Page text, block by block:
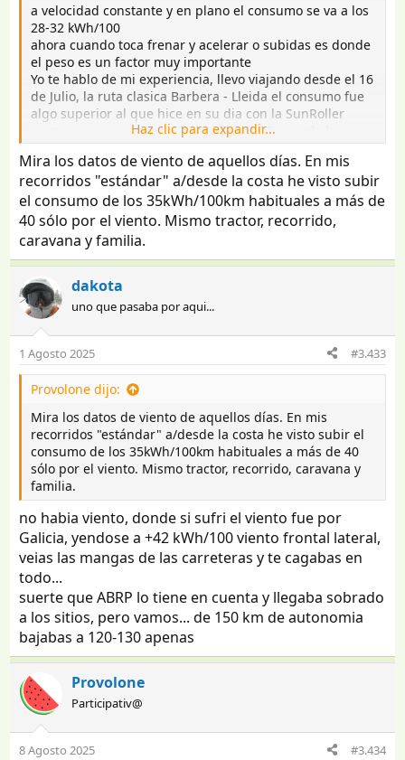
a velocidad constante y en plano el consumo se va a los
28-32 kWh/100
ahora cuando toca frenar y acelerar o subidas es donde
el peso es un factor muy importante
Yo te hablo de mi experiencia, llevo viajando desde el 16
de Julio, la ruta clasica Barbera - Lleida el consumo fue
algo superior al que hice en su dia con la SunRoller
es mas, creo que puedo buscarlos,ABRP guardo los
registros al tener el premium
Mayo 2024 hice Bcn - Llanes con la SunRoller
voy a buscar la ruta Barbera - VilaSana (cargador de
IONITY donde hice parada)
Ver el archivos adjunto 4151600
Bueno el masmon de ABRP no conto la parada en
VilaSana y si hasta el cargador de lleida que son 28 km
mas pero como veras aunque pone algo mas de
velocidad media el consumo es algo mas alto
Ver el archivos adjunto 4151601
La siguiente ruta es muy parecida hasta el Ionity ZGZ,
misma ruta y como ves menos consumo
la Cjoy fue peor, 94% y llegar con 16%!!!
69% vs 76 y son son 7km y encima mas rapido con la
SunRoller
y la SunRoller renia 2.5m de ancho por los 2 metros de
algo vs los 2.1x 2 metros de la CJOY, pesando la CJOY
200 Kg aprox mas que la otra
SunRoller
Ver el archivos adjunto 4151603
CJoy
Ver el archivos adjunto 4151602
Haz clic para expandir...
Mira los datos de viento de aquellos días. En mis
recorridos "estándar" a/desde la costa he visto subir
el consumo de los 35kWh/100km habituales a más de
40 sólo por el viento. Mismo tractor, recorrido,
caravana y familia.
dakota
uno que pasaba por aqui...
1 Agosto 2025 #3.433
Provolone dijo:
Mira los datos de viento de aquellos días. En mis
recorridos "estándar" a/desde la costa he visto subir el
consumo de los 35kWh/100km habituales a más de 40
sólo por el viento. Mismo tractor, recorrido, caravana y
familia.
no habia viento, donde si sufri el viento fue por
Galicia, yendose a +42 kWh/100 viento frontal lateral,
veias las mangas de las carreteras y te cagabas en
todo...
suerte que ABRP lo tiene en cuenta y llegaba sobrado
a los sitios, pero vamos... de 150 km de autonomia
bajabas a 120-130 apenas
Provolone
Participativ@
8 Agosto 2025 #3.434